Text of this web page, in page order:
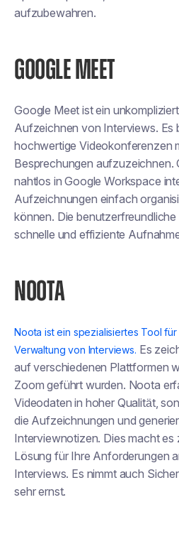
aufzubewahren.
GOOGLE MEET
Google Meet ist ein
Aufzeichnen von Interviews. Es
hochwertige Videokonferenzen
Besprechungen aufzuzeichnen.
nahtlos in Google Workspace
Aufzeichnungen einfach
können. Die
schnelle und effiziente
NOOTA
Noota ist ein spezialisiertes Tool
Verwaltung von Interviews. Es
auf verschiedenen Plattformen
Zoom geführt wurden. Noota
Videodaten in hoher Qualität,
die Aufzeichnungen und
Interviewnotizen. Dies macht es
Lösung für Ihre Anforderungen
Interviews. Es nimmt auch
sehr ernst.